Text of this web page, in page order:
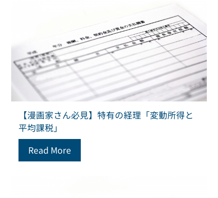
【漫画家さん必見】特有の経理「変動所得と
平均課税」
Read More